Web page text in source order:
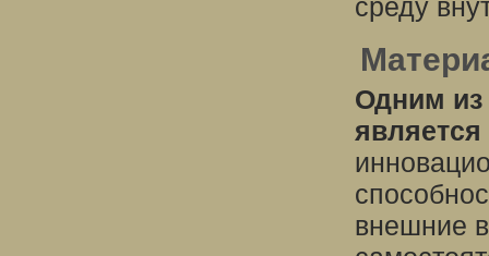
среду
Одним из
внешние